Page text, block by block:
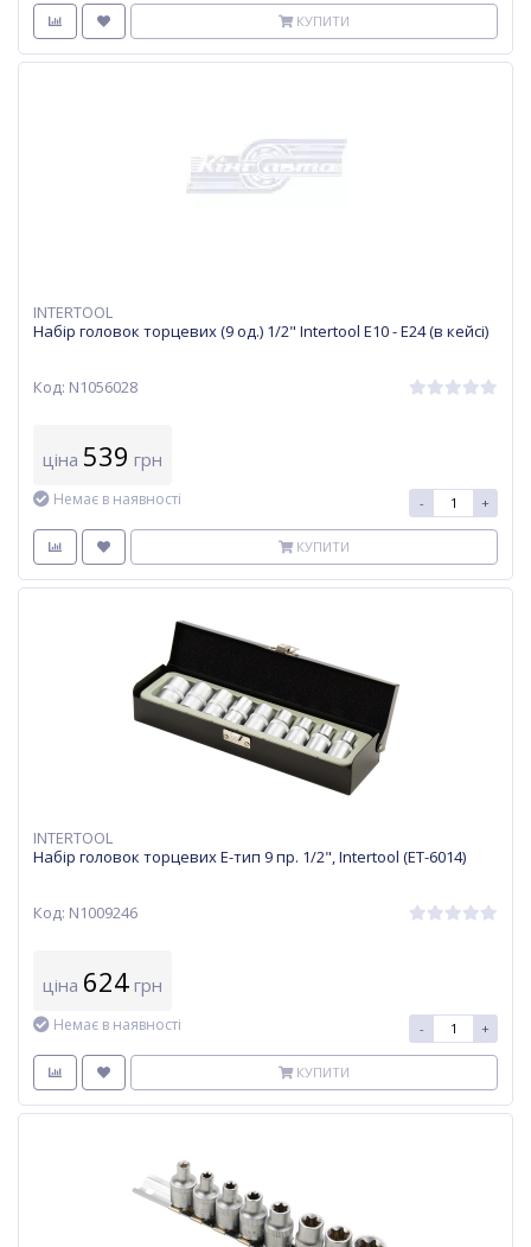
КУПИТИ
INTERTOOL
Набір головок торцевих (9 од.) 1/2" Intertool E10 - E24 (в кейсі)
Код: N1056028
ціна 539 грн
Немає в наявності - +
КУПИТИ
INTERTOOL
Набір головок торцевих Е-тип 9 пр. 1/2", Intertool (ET-6014)
Код: N1009246
ціна 624 грн
Немає в наявності - +
КУПИТИ